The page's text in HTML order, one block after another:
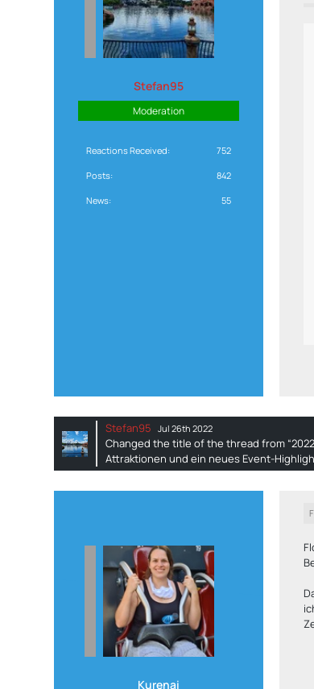
Stefan95
Moderation
Reactions Received 752
Posts 842
News 55
Stefan95 Jul 26th 2022
Changed the title of the thread from
Attraktionen und ein neues Event-
Kurenai